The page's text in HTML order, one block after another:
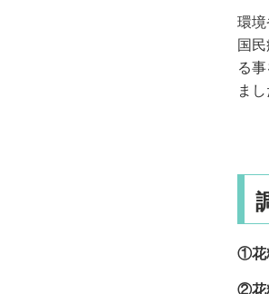
環
国
る
まし
①花
②花